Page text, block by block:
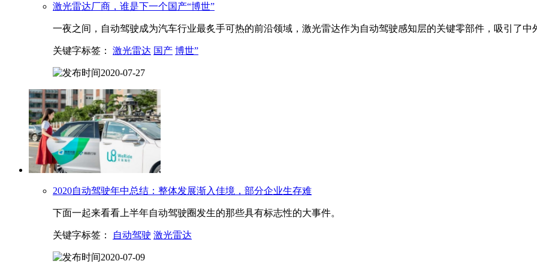
激光雷达厂商，谁是下一个国产“博世”
一夜之间，自动驾驶成为汽车行业最炙手可热的前沿领域，激光雷达作为自动驾驶感知层的关键零部件，吸引了中
关键字标签： 激光雷达 国产 博世”
2020-07-27
2020自动驾驶年中总结：整体发展渐入佳境，部分企业生存难
下面一起来看看上半年自动驾驶圈发生的那些具有标志性的大事件。
关键字标签： 自动驾驶 激光雷达
2020-07-09